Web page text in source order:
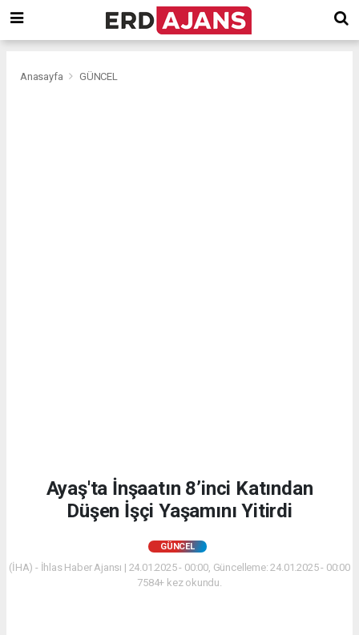
Anasayfa GÜNCEL
Ayaş'ta İnşaatın 8’inci Katından
Düşen İşçi Yaşamını Yitirdi
GÜNCEL
(İHA) - İhlas Haber Ajansı | 24.01.2025 - 00:00, Güncelleme: 24.01.2025 - 00:00
7584+ kez okundu.